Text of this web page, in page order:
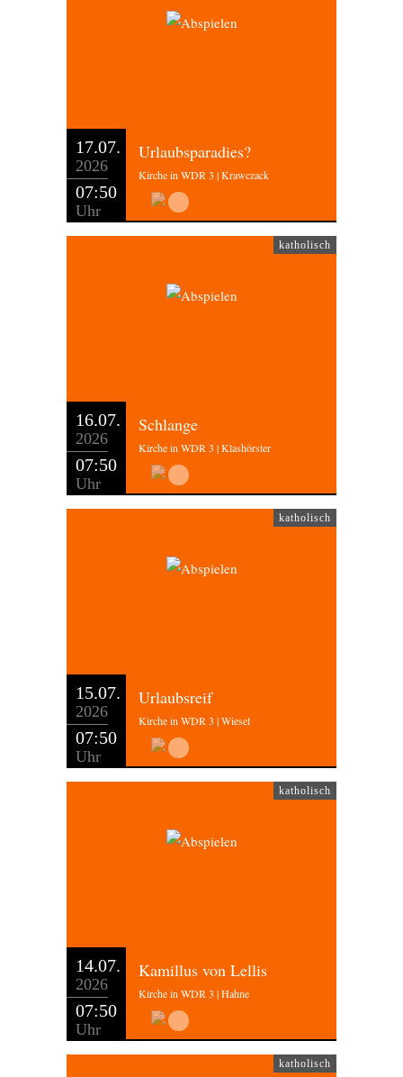
17.07.
2026
07:50
Uhr
Urlaubsparadies?
Kirche in WDR 3 | Krawczack
katholisch
16.07.
2026
07:50
Uhr
Schlange
Kirche in WDR 3 | Klashörster
katholisch
15.07.
2026
07:50
Uhr
Urlaubsreif
Kirche in WDR 3 | Wiesel
katholisch
14.07.
2026
07:50
Uhr
Kamillus von Lellis
Kirche in WDR 3 | Hahne
katholisch